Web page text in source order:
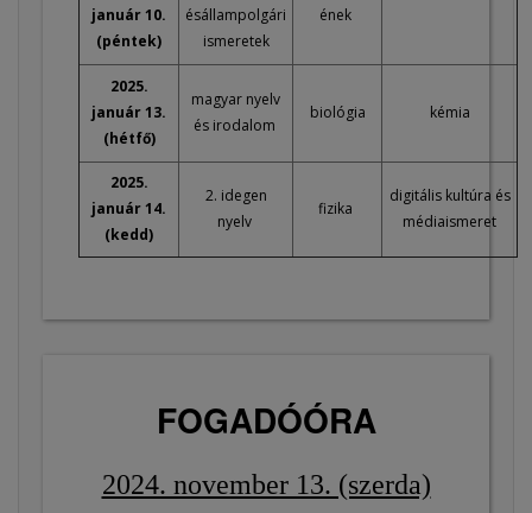
január 10.
(péntek)
ésállampolgári
ismeretek
ének
2025.
január 13.
(hétfő)
magyar nyelv
és irodalom
biológia kémia
2025.
január 14.
(kedd)
2. idegen
nyelv
fizika
digitális kultúra és
médiaismeret
FOGADÓÓRA
2024. november 13. (szerda)